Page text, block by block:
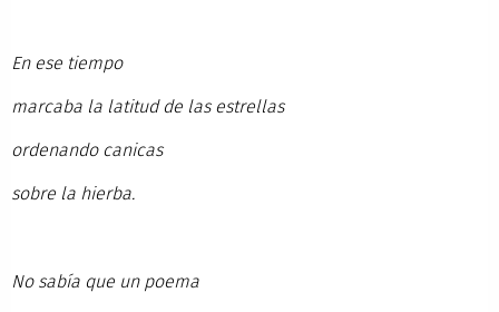
En ese tiempo
marcaba la latitud de las estrellas
ordenando canicas
sobre la hierba.
No sabía que un poema